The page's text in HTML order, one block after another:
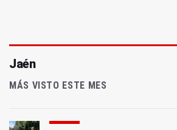
Jaén
MÁS VISTO ESTE MES